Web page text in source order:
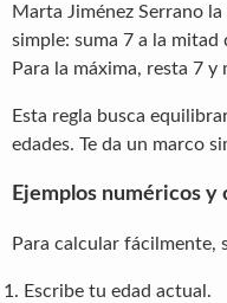
Marta Jiménez Serrano
simple: suma 7 a la mitad
Para la máxima, resta 7
Esta regla busca
edades. Te da un marco
Ejemplos numéricos y
Para calcular fácilmente,
Escribe tu edad actual.